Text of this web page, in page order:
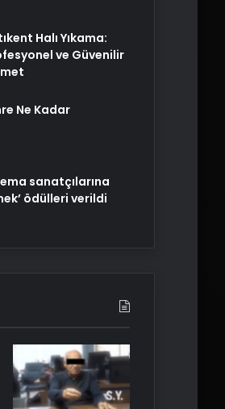
Halı Yıkama:
ve Güvenilir
Ne Kadar
sanatçılarına
ödülleri verildi